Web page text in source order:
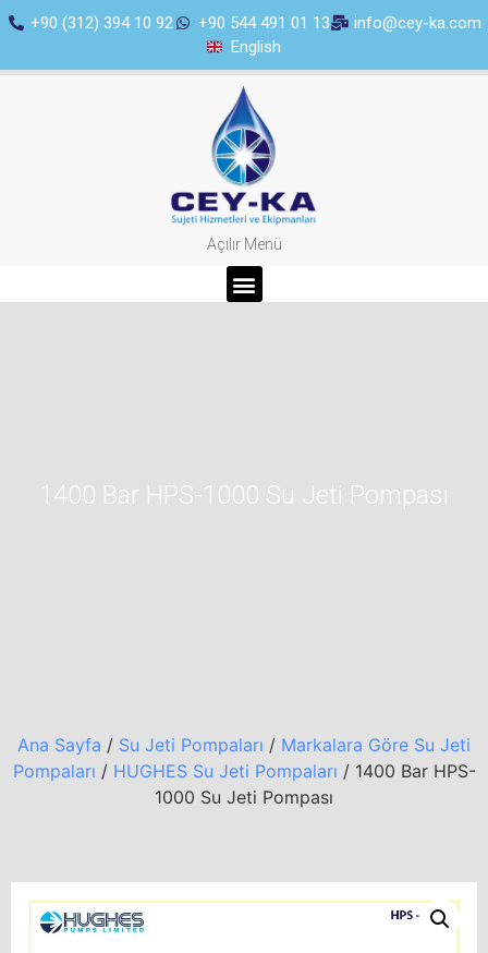
+90 (312) 394 10 92 +90 544 491 01 13
info@cey-ka.com
English
Açılır Menü
1400 Bar HPS-1000 Su Jeti Pompası
Ana Sayfa / Su Jeti Pompaları / Markalara Göre Su Jeti
Pompaları / HUGHES Su Jeti Pompaları / 1400 Bar HPS-
1000 Su Jeti Pompası